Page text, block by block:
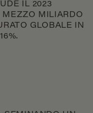
IL 2023
MEZZO MILIARDO
GLOBALE IN